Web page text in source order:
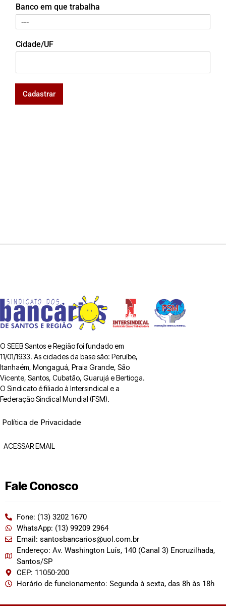
Banco em que trabalha
Cidade/UF
Cadastrar
O SEEB Santos e Região foi fundado em
11/01/1933. As cidades da base são: Peruíbe,
Itanhaém, Mongaguá, Praia Grande, São
Vicente, Santos, Cubatão, Guarujá e Bertioga.
O Sindicato é filiado à Intersindical e a
Federação Sindical Mundial (FSM).
Política de Privacidade
ACESSAR EMAIL
Fale Conosco
Fone: (13) 3202 1670
WhatsApp: (13) 99209 2964
Email: santosbancarios@uol.com.br
Endereço: Av. Washington Luís, 140 (Canal 3) Encruzilhada,
Santos/SP
CEP: 11050-200
Horário de funcionamento: Segunda à sexta, das 8h às 18h